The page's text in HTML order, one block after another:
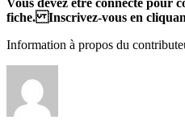
Vous devez être connecté pour
fiche. Inscrivez-vous en
Information à propos du